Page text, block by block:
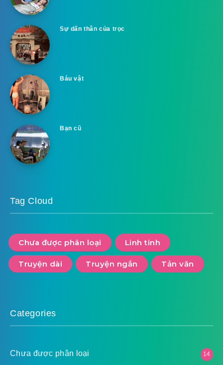
Sự dấn thân của trọc
Báu vật
Bạn cũ
Tag Cloud
Chưa được phân loại Linh tinh
Truyện dài Truyện ngắn Tản văn
Categories
Chưa được phân loại 14